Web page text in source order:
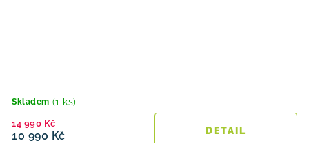
Skladem (1 ks)
10 990 Kč
14 990 Kč